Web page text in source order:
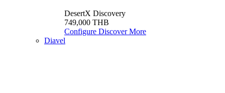
DesertX Discovery
749,000 THB
Configure Discover More
Diavel